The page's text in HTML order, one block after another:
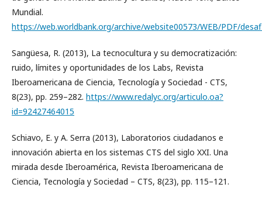
Mundial.
https://web.worldbank.org/archive/website00573/WEB/PDF/
Sangüesa, R. (2013), La tecnocultura y su democratización:
ruido, límites y oportunidades de los Labs, Revista
Iberoamericana de Ciencia, Tecnología y Sociedad - CTS,
8(23), pp. 259–282. https://www.redalyc.org/articulo.oa?
id=92427464015
Schiavo, E. y A. Serra (2013), Laboratorios ciudadanos e
innovación abierta en los sistemas CTS del siglo XXI. Una
mirada desde Iberoamérica, Revista Iberoamericana de
Ciencia, Tecnología y Sociedad – CTS, 8(23), pp. 115–121.